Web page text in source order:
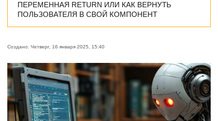
ПЕРЕМЕННАЯ RETURN ИЛИ КАК ВЕРНУТЬ
ПОЛЬЗОВАТЕЛЯ В СВОЙ КОМПОНЕНТ
Создано: Четверг, 16 января 2025, 15:40